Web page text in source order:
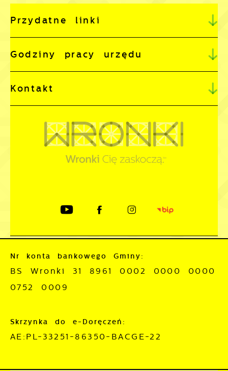
Przydatne linki
Godziny pracy urzędu
Kontakt
Nr konta bankowego Gminy:
BS Wronki 31 8961 0002 0000 0000
0752 0009
Skrzynka do e-Doręczeń:
AE:PL-33251-86350-BACGE-22